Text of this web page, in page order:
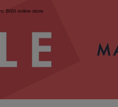
BIGI online store